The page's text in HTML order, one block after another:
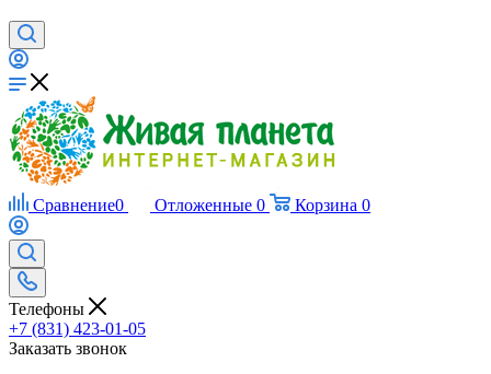
Сравнение0 Отложенные 0 Корзина 0
Телефоны
+7 (831) 423-01-05
Заказать звонок